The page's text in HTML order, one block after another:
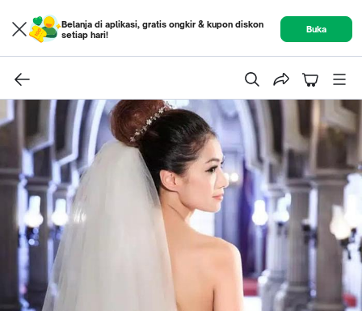
Belanja di aplikasi, gratis ongkir & kupon diskon
setiap hari!
Buka